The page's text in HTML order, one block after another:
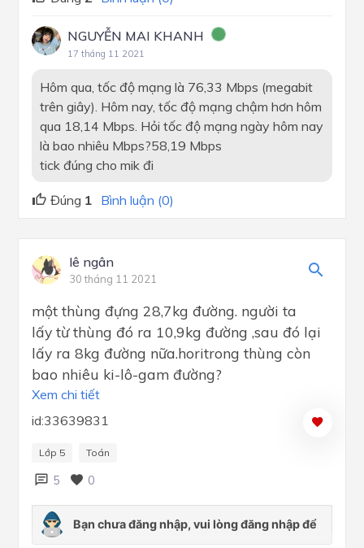
NGUYỄN MAI KHANH
17 tháng 11 2021
Hôm qua, tốc độ mạng là 76,33 Mbps (megabit
trên giây). Hôm nay, tốc độ mạng chậm hơn hôm
qua 18,14 Mbps. Hỏi tốc độ mạng ngày hôm nay
là bao nhiêu Mbps?58,19 Mbps
tick đúng cho mik đi
Đúng 1 Bình luận (0)
lê ngân
30 tháng 11 2021
một thùng đựng 28,7kg đường. người ta
lấy từ thùng đó ra 10,9kg đường ,sau đó lại
lấy ra 8kg đường nữa.horitrong thùng còn
bao nhiêu ki-lô-gam đường?
Xem chi tiết
id:33639831
Lớp 5 Toán
5 0